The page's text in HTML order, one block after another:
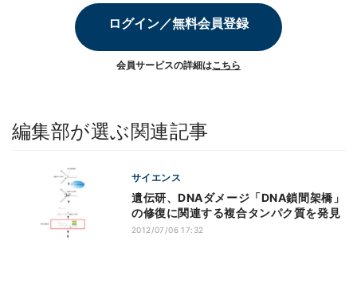
ログイン／無料会員登録
会員サービスの詳細はこちら
編集部が選ぶ関連記事
サイエンス
遺伝研、DNAダメージ「DNA鎖間架橋」
の修復に関連する複合タンパク質を発見
2012/07/06 17:32